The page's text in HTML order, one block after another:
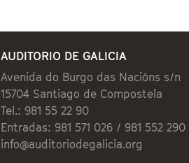
AUDITORIO DE GALICIA
Avenida do Burgo das Nacións s/n
15704 Santiago de Compostela
Tel.: 981 55 22 90
Entradas: 981 571 026 / 981 552 290
info@auditoriodegalicia.org